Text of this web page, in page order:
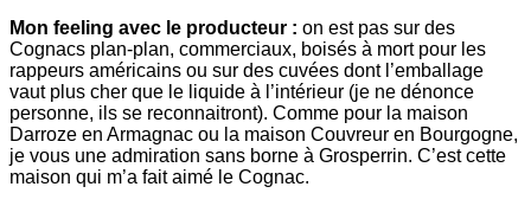
Mon feeling avec le producteur : on est pas sur des
Cognacs plan-plan, commerciaux, boisés à mort pour les
rappeurs américains ou sur des cuvées dont l’emballage
vaut plus cher que le liquide à l’intérieur (je ne dénonce
personne, ils se reconnaitront). Comme pour la maison
Darroze en Armagnac ou la maison Couvreur en Bourgogne,
je vous une admiration sans borne à Grosperrin. C’est cette
maison qui m’a fait aimé le Cognac.